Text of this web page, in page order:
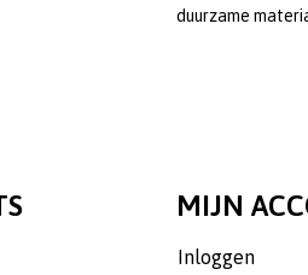
duurzame
MIJN
Inloggen